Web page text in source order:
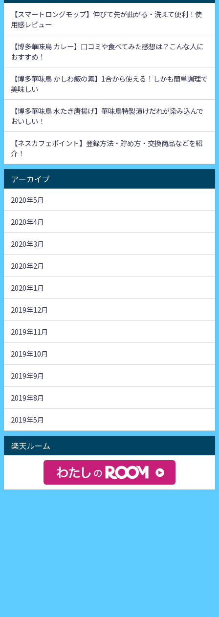
【スマートロングモップ】伸びて先が曲がる・洗えて便利！使
用感レビュー
【博多華味鳥 カレー】口コミや食べてみた感想は？こんな人に
おすすめ！
【博多華味鳥 かしわ飯の素】1合から使える！しかも簡単調理で
美味しい
【博多華味鳥 水たき唐揚げ】華味鳥特製漬けだれが染み込んで
おいしい！
【ネスカフェポイント】登録方法・貯め方・交換商品などを紹
介！
アーカイブ
2020年5月
2020年4月
2020年3月
2020年2月
2020年1月
2019年12月
2019年11月
2019年10月
2019年9月
2019年8月
2019年5月
楽天ルーム